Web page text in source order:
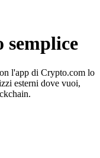
semplice
l'app di Crypto.com lo
esterni dove vuoi,